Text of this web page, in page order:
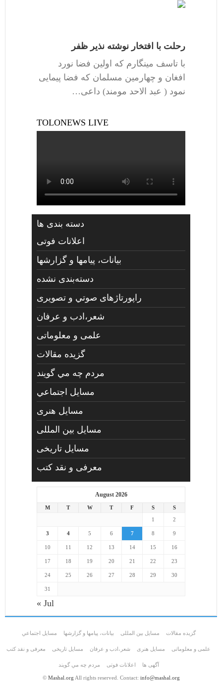
رحلت با افتخار نوشته نذیر ظفر
با تاسف مینگارم که اولین فضا نورد
افغان و چهارمین مسلمان که فضا پیمایی
نمود ( عبد الاحد مومند) داعی…
TOLONEWS LIVE
دسته بندی ها
اعلانات فوتی
بیانات، پیامها و گزارشها
دسته‌بندی نشده
راپورتاژهای صوتي و تصويری
شعر،ادب و عرفان
علمی و معلوماتی
گزیده مقالات
مردم چه مي گويند
مسايل اجتماعي
مسايل هنری
مسایل بین المللی
مسایل تاریخی
معرفی و نقد کتب
August 2026
M T W T F S
S
1
2
3 4 5 6 7 8 9
10 11 12 13 14 15 16
17 18 19 20 21 22 23
24 25 26 27 28 29 30
31
« Jul
گزیده مقالات مسایل بین المللی بیانات، پیامها و گزارشها مسايل اجتماعي
علمی و معلوماتی مسايل هنری شعر،ادب و عرفان مسایل تاریخی معرفی و نقد کتب
آگهی ها اعلانات فوتی مردم چه مي گويند
© Mashal.org All rights reserved. Contact: info@mashal.org